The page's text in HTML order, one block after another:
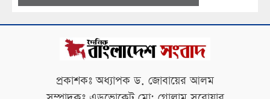
প্রকাশকঃ অধ্যাপক ড. জোবায়ের আলম